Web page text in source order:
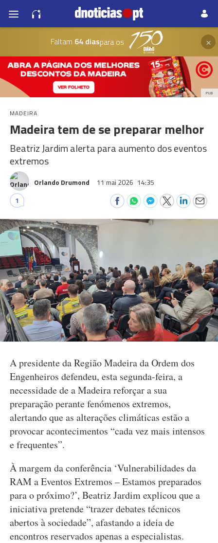
Faltam 64 diaspara os ×
PUB
MADEIRA
Madeira tem de se preparar melhor
Beatriz Jardim alerta para aumento dos eventos
extremos
Orlando Drumond 11 mai 2026 14:35
1
A presidente da Região Madeira da Ordem dos
Engenheiros defendeu, esta segunda-feira, a
necessidade de a Madeira reforçar a sua
preparação perante fenómenos extremos,
alertando que as alterações climáticas estão a
provocar acontecimentos “cada vez mais intensos
e frequentes”.
À margem da conferência ‘Vulnerabilidades da
RAM a Eventos Extremos – Estamos preparados
para o próximo?’, Beatriz Jardim explicou que a
iniciativa pretende “trazer debates técnicos
abertos à sociedade”, afastando a ideia de
encontros reservados apenas a especialistas.